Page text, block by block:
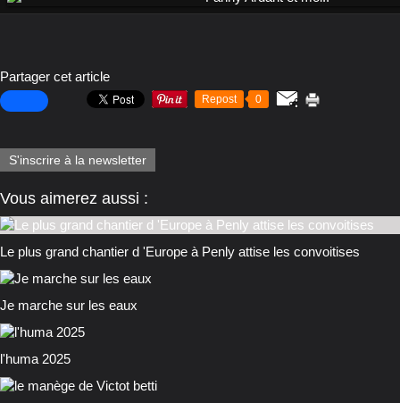
Partager cet article
Repost 0
S'inscrire à la newsletter
Vous aimerez aussi :
Le plus grand chantier d 'Europe à Penly attise les convoitises
Je marche sur les eaux
l'huma 2025